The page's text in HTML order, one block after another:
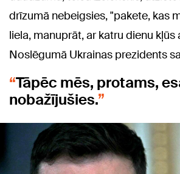
drīzumā nebeigsies, "pakete, kas
liela, manuprāt, ar katru dienu kļūs
Noslēgumā Ukrainas prezidents
Tāpēc mēs, protams,
nobažījušies.